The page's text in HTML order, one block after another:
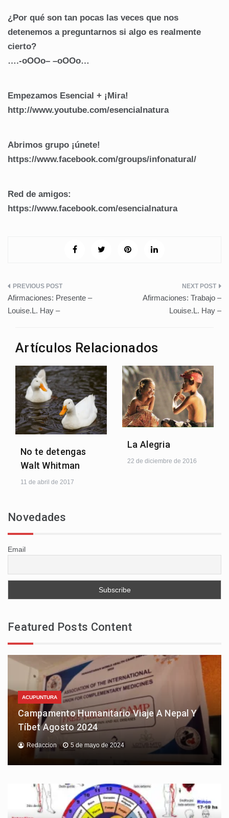
¿Por qué son tan pocas las veces que nos
detenemos a preguntarnos si algo es realmente
cierto?
….-oOOo– –oOOo…
Empezamos Esencial + ¡Mira!
http://www.youtube.com/esencialnatura
Abrimos grupo ¡únete!
https://www.facebook.com/groups/infonatural/
Red de amigos:
https://www.facebook.com/esencialnatura
Navegación
de
Afirmaciones: Presente –
Louise.L. Hay –
Afirmaciones: Trabajo –
Louise.L. Hay –
Artículos Relacionados
No te detengas
Walt Whitman
11 de abril de 2017
La Alegria
22 de diciembre de 2016
Novedades
Email
Featured Posts Content
ACUPUNTURA
Campamento Humanitario Viaje A Nepal Y
Tíbet Agosto 2024
Redaccion 5 de mayo de 2024